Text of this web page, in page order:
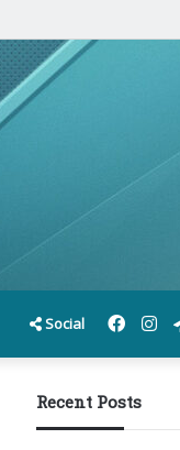
Social
Recent Posts